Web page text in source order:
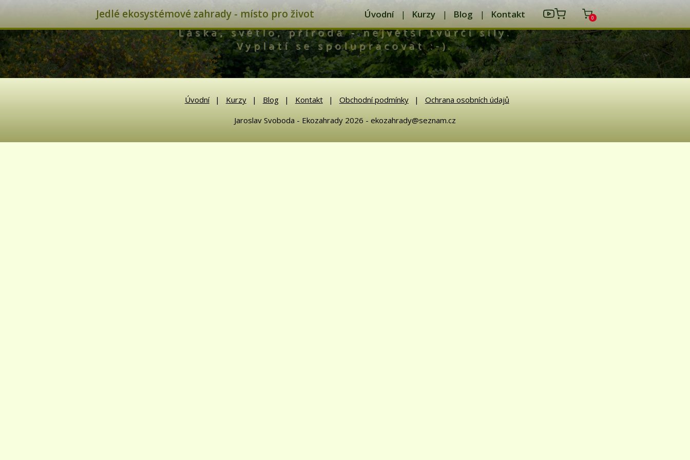
Jedlé ekosystémové zahrady - místo pro život Úvodní Kurzy Blog Kontakt 0
Láska, světlo, příroda - největší tvůrčí síly.
Vyplatí se spolupracovat :-).
Úvodní Kurzy Blog Kontakt Obchodní podmínky
Ochrana osobních údajů
Jaroslav Svoboda - Ekozahrady 2026 - ekozahrady@seznam.cz